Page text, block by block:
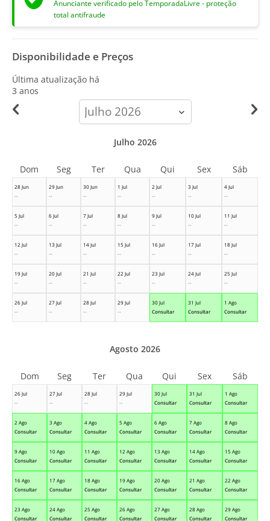
Anunciante verificado pelo TemporadaLivre - proteção
total antifraude
Disponibilidade e Preços
Última atualização há
3 anos
calendar-
month
28 Jun
--
29 Jun
--
30 Jun
--
1 Jul
--
2 Jul
--
3 Jul
--
4 Jul
--
5 Jul
--
6 Jul
--
7 Jul
--
8 Jul
--
9 Jul
--
10 Jul
--
11 Jul
--
12 Jul
--
13 Jul
--
14 Jul
--
15 Jul
--
16 Jul
--
17 Jul
--
18 Jul
--
19 Jul
--
20 Jul
--
21 Jul
--
22 Jul
--
23 Jul
--
24 Jul
--
25 Jul
--
26 Jul
--
27 Jul
--
28 Jul
--
29 Jul
--
30 Jul
Consultar
31 Jul
Consultar
1 Ago
Consultar
Julho 2026
Dom Seg Ter Qua Qui Sex Sáb
26 Jul
--
27 Jul
--
28 Jul
--
29 Jul
--
30 Jul
Consultar
31 Jul
Consultar
1 Ago
Consultar
2 Ago
Consultar
3 Ago
Consultar
4 Ago
Consultar
5 Ago
Consultar
6 Ago
Consultar
7 Ago
Consultar
8 Ago
Consultar
9 Ago
Consultar
10 Ago
Consultar
11 Ago
Consultar
12 Ago
Consultar
13 Ago
Consultar
14 Ago
Consultar
15 Ago
Consultar
16 Ago
Consultar
17 Ago
Consultar
18 Ago
Consultar
19 Ago
Consultar
20 Ago
Consultar
21 Ago
Consultar
22 Ago
Consultar
23 Ago
Consultar
24 Ago
Consultar
25 Ago
Consultar
26 Ago
Consultar
27 Ago
Consultar
28 Ago
Consultar
29 Ago
Consultar
Agosto 2026
Dom Seg Ter Qua Qui Sex Sáb